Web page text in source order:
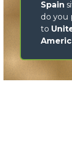
Spain
do you
to